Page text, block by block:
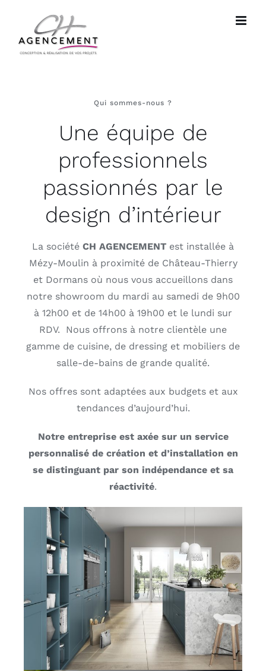
contenu
Qui sommes-nous ?
Une équipe de
professionnels
passionnés par le
design d’intérieur
La société CH AGENCEMENT est installée à
Mézy-Moulin à proximité de Château-Thierry
et Dormans où nous vous accueillons dans
notre showroom du mardi au samedi de 9h00
à 12h00 et de 14h00 à 19h00 et le lundi sur
RDV. Nous offrons à notre clientèle une
gamme de cuisine, de dressing et mobiliers de
salle-de-bains de grande qualité.
Nos offres sont adaptées aux budgets et aux
tendances d’aujourd’hui.
Notre entreprise est axée sur un service
personnalisé de création et d’installation en
se distinguant par son indépendance et sa
réactivité.